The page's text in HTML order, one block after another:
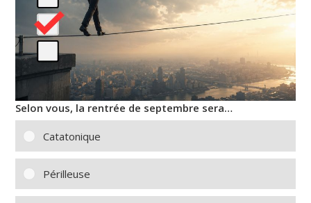
Selon vous, la rentrée de septembre sera…
Catatonique
Périlleuse